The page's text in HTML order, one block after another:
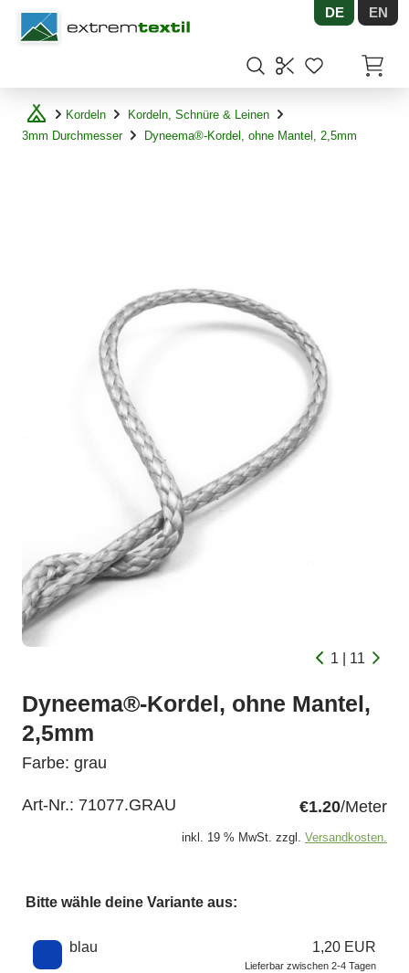
Shopware DE EN
Kordeln
Kordeln, Schnüre & Leinen
3mm Durchmesser
Dyneema®-Kordel, ohne Mantel, 2,5mm
1 | 11
Dyneema®-Kordel, ohne Mantel,
2,5mm
Farbe: grau
Art-Nr.: 71077.GRAU €1.20/Meter
inkl. 19 % MwSt. zzgl. Versandkosten.
Bitte wähle deine Variante aus:
Wähle eine Farbe
blau 1,20 EUR
Lieferbar zwischen 2-4 Tagen